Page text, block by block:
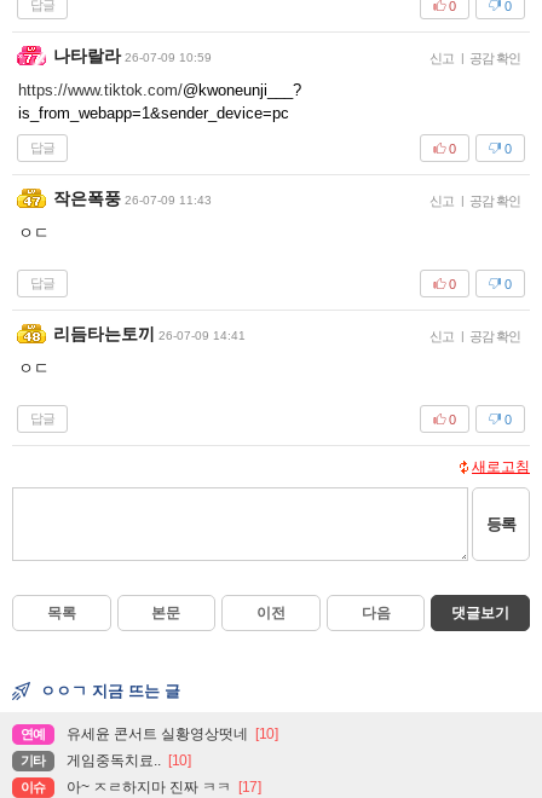
답글 0
0
나타랄라 26-07-09 10:59 신고 | 공감 확인
https://www.tiktok.com/@kwoneunji___?
is_from_webapp=1&sender_device=pc
답글 0
0
작은폭풍 26-07-09 11:43 신고 | 공감 확인
ㅇㄷ
답글 0
0
리듬타는토끼 26-07-09 14:41 신고 | 공감 확인
ㅇㄷ
답글 0
0
새로고침
등록
목록 본문 이전 다음 댓글보기
ㅇㅇㄱ 지금 뜨는 글
연예 유세윤 콘서트 실황영상떳네 [10]
기타 게임중독치료.. [10]
이슈 아~ ㅈㄹ하지마 진짜 ㅋㅋ [17]